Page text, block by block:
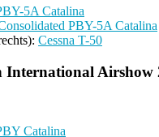
PBY-5A Catalina
Cessna T-50
Airshow